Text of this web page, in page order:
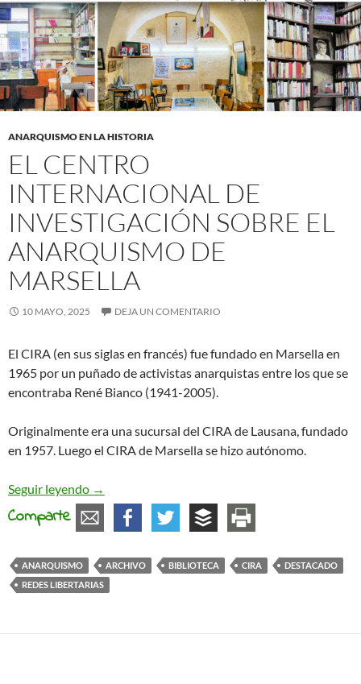
ANARQUISMO EN LA HISTORIA
EL CENTRO
INTERNACIONAL DE
INVESTIGACIÓN SOBRE EL
ANARQUISMO DE
MARSELLA
10 MAYO, 2025 DEJA UN COMENTARIO
El CIRA (en sus siglas en francés) fue fundado en Marsella en
1965 por un puñado de activistas anarquistas entre los que se
encontraba René Bianco (1941-2005).
Originalmente era una sucursal del CIRA de Lausana, fundado
en 1957. Luego el CIRA de Marsella se hizo autónomo.
Seguir leyendo El Centro Internacional de Investigación sobre
→
Comparte
ANARQUISMO ARCHIVO BIBLIOTECA CIRA
DESTACADO
REDES LIBERTARIAS